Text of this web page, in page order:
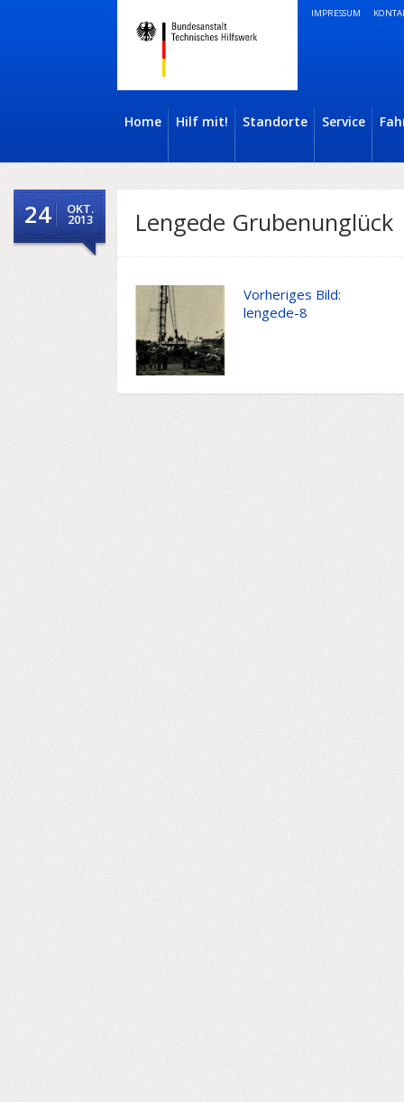
IMPRESSUM
Home Hilf mit! Standorte Service
24 OKT.
2013 Lengede Grubenunglück
Vorheriges Bild:
lengede-8